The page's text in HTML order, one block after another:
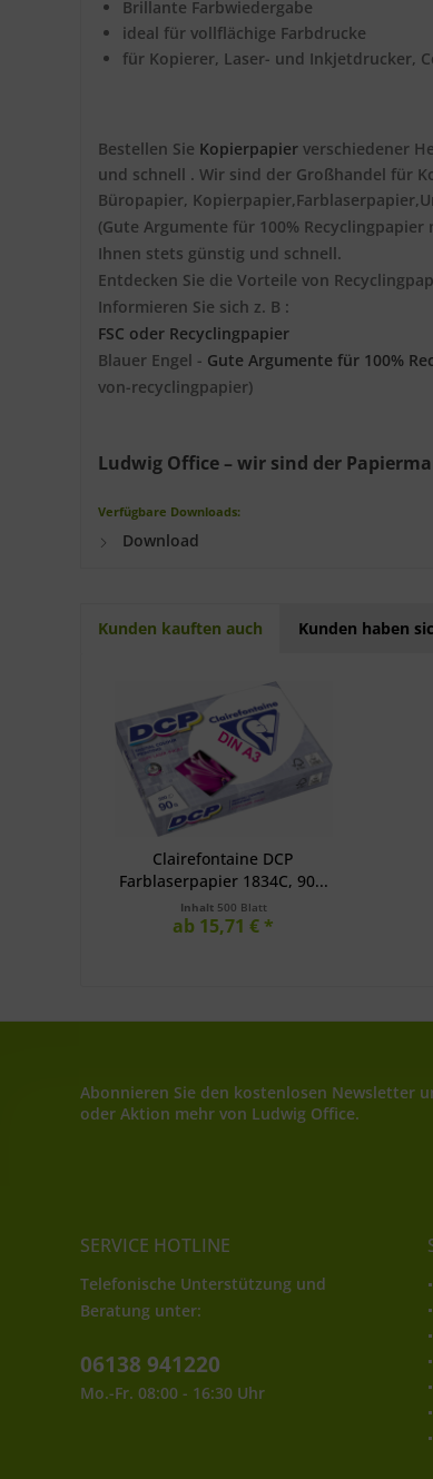
Brillante Farbwiedergabe
ideal für vollflächige Farbdrucke
für Kopierer, Laser- und Inkjetdrucker,
Bestellen Sie Kopierpapier verschiedener
und schnell . Wir sind der Großhandel für
Büropapier,
(Gute Argumente für 100% Recyclingpapier
Ihnen stets günstig und schnell.
Entdecken Sie die Vorteile von
Informieren Sie sich z. B :
FSC oder Recyclingpapier
Blauer Engel - Gute Argumente für 100%
von-recyclingpapier)
Ludwig Office – wir sind der
Verfügbare Downloads:
Download
Kunden kauften auch Kunden haben
Clairefontaine DCP
Farblaserpapier 1834C, 90...
Inhalt 500 Blatt
ab 15,71 € *
Abonnieren Sie den kostenlosen Newsletter
oder Aktion mehr von Ludwig Office.
SERVICE HOTLINE
Telefonische Unterstützung und
Beratung unter:
06138 941220
Mo.-Fr. 08:00 - 16:30 Uhr